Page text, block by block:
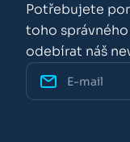
Potřebujete
toho
odebírat náš